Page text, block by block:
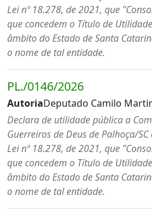
Lei nº 18.278, de 2021, que
que concedem o Título de
âmbito do Estado de Santa
o nome de tal entidade.
PL./0146/2026
AutoriaDeputado Camilo
Declara de utilidade pública a
Guerreiros de Deus de Palhoça/
Lei nº 18.278, de 2021, que
que concedem o Título de
âmbito do Estado de Santa
o nome de tal entidade.